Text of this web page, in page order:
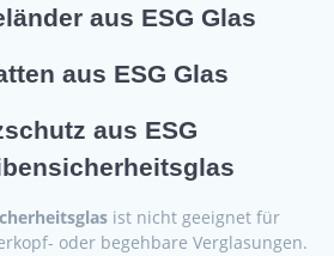
aus ESG Glas
aus ESG Glas
aus ESG
ist nicht geeignet für
oder begehbare Verglasungen.